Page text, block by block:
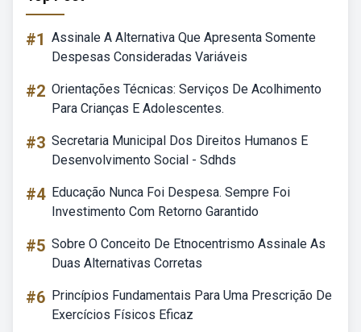
#1 Assinale A Alternativa Que Apresenta Somente
Despesas Consideradas Variáveis
#2 Orientações Técnicas: Serviços De Acolhimento
Para Crianças E Adolescentes.
#3 Secretaria Municipal Dos Direitos Humanos E
Desenvolvimento Social - Sdhds
#4 Educação Nunca Foi Despesa. Sempre Foi
Investimento Com Retorno Garantido
#5 Sobre O Conceito De Etnocentrismo Assinale As
Duas Alternativas Corretas
#6 Princípios Fundamentais Para Uma Prescrição De
Exercícios Físicos Eficaz